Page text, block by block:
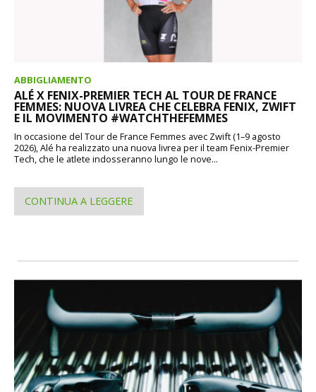
ABBIGLIAMENTO
ALÉ X FENIX-PREMIER TECH AL TOUR DE FRANCE
FEMMES: NUOVA LIVREA CHE CELEBRA FENIX, ZWIFT
E IL MOVIMENTO #WATCHTHEFEMMES
In occasione del Tour de France Femmes avec Zwift (1–9 agosto
2026), Alé ha realizzato una nuova livrea per il team Fenix-Premier
Tech, che le atlete indosseranno lungo le nove...
CONTINUA A LEGGERE